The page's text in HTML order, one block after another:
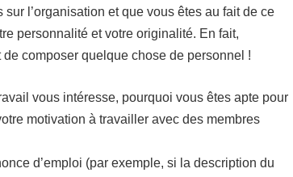
l’organisation et que vous êtes au fait de ce
personnalité et votre originalité. En fait,
composer quelque chose de personnel !
vous intéresse, pourquoi vous êtes apte pour
motivation à travailler avec des membres
d’emploi (par exemple, si la description du